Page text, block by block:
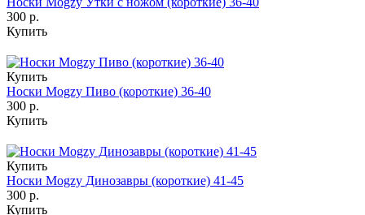
300 р.
Купить
Купить
Носки Mogzy Пиво (короткие) 36-40
300 р.
Купить
Купить
Носки Mogzy Динозавры (короткие) 41-45
300 р.
Купить